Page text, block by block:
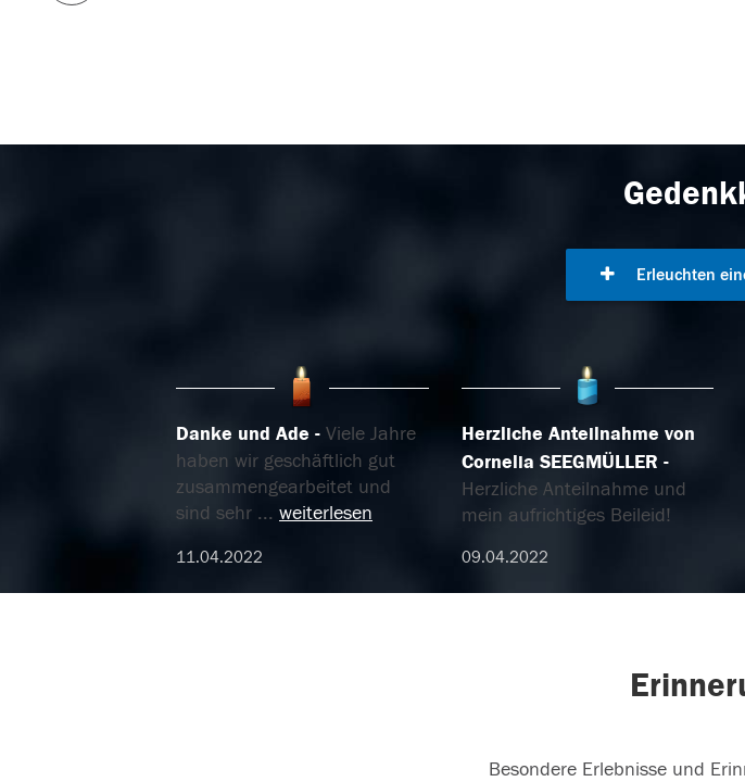
Erleuchten
Danke und Ade
Viele Jahre
haben wir geschäftlich gut
zusammengearbeitet und
sind sehr ... weiterlesen
11.04.2022
Herzliche Anteilnahme von
Cornelia SEEGMÜLLER
Herzliche Anteilnahme und
mein aufrichtiges Beileid!
09.04.2022
Besondere Erlebnisse und